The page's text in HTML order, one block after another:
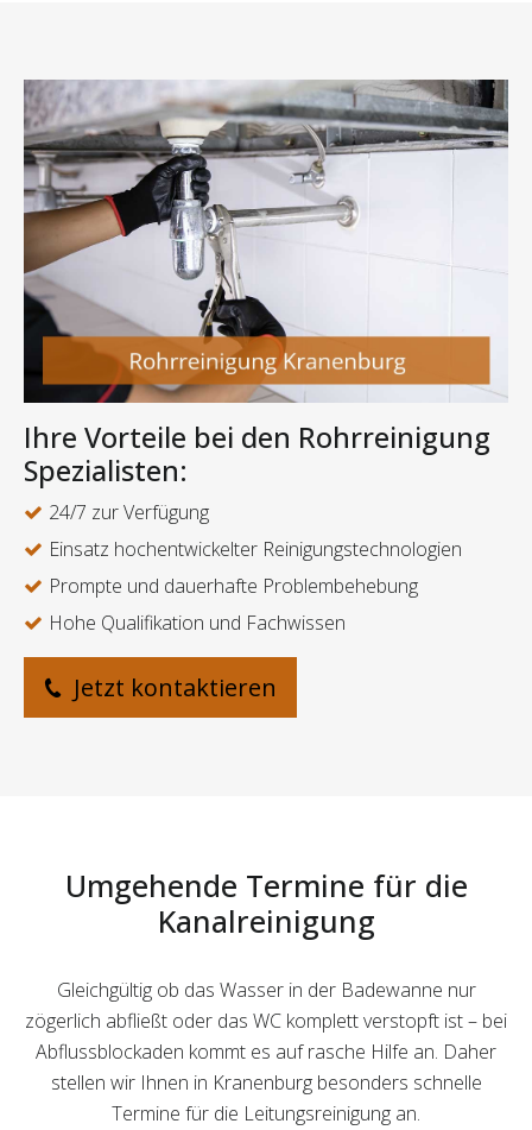
Ihre Vorteile bei den Rohrreinigung
Spezialisten:
24/7 zur Verfügung
Einsatz hochentwickelter Reinigungstechnologien
Prompte und dauerhafte Problembehebung
Hohe Qualifikation und Fachwissen
Jetzt kontaktieren
Umgehende Termine für die
Kanalreinigung
Gleichgültig ob das Wasser in der Badewanne nur
zögerlich abfließt oder das WC komplett verstopft ist – bei
Abflussblockaden kommt es auf rasche Hilfe an. Daher
stellen wir Ihnen in Kranenburg besonders schnelle
Termine für die Leitungsreinigung an.